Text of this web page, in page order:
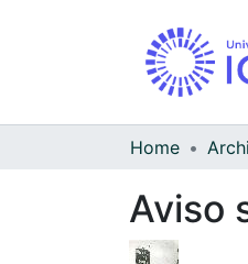
Home
Aviso